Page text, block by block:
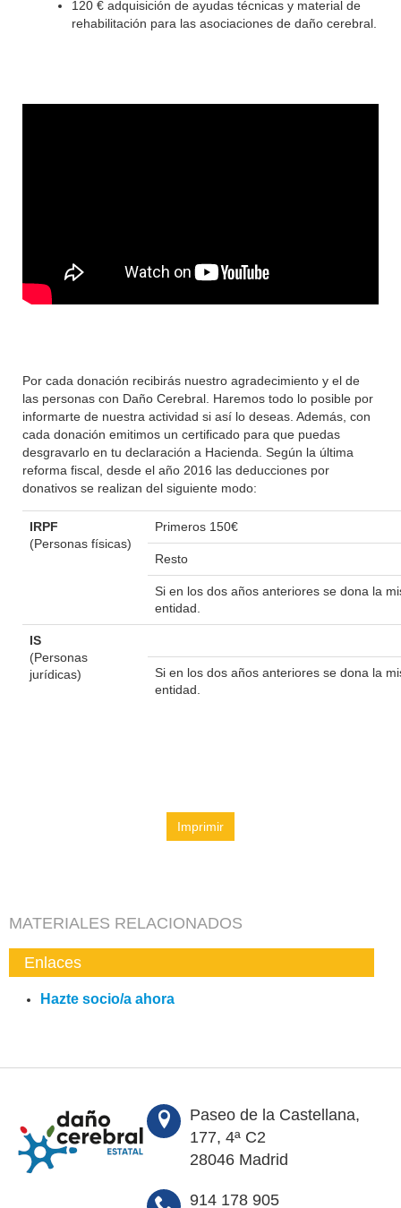
120 € adquisición de ayudas técnicas y material de
rehabilitación para las asociaciones de daño cerebral.
Por cada donación recibirás nuestro agradecimiento y el de
las personas con Daño Cerebral. Haremos todo lo posible por
informarte de nuestra actividad si así lo deseas. Además, con
cada donación emitimos un certificado para que puedas
desgravarlo en tu declaración a Hacienda. Según la última
reforma fiscal, desde el año 2016 las deducciones por
donativos se realizan del siguiente modo:
IRPF
(Personas físicas)
Primeros 150€
Resto
Si en los dos años anteriores se dona la
entidad.
IS
(Personas
jurídicas)
Si en los dos años anteriores se dona la
entidad.
Imprimir
MATERIALES RELACIONADOS
Enlaces
Hazte socio/a ahora
Paseo de la Castellana,
177, 4ª C2
28046 Madrid
914 178 905